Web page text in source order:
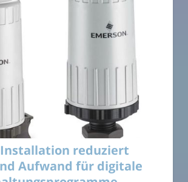
Installation reduziert
Aufwand für digitale